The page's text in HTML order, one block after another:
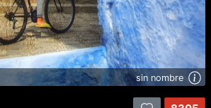
sin nombre